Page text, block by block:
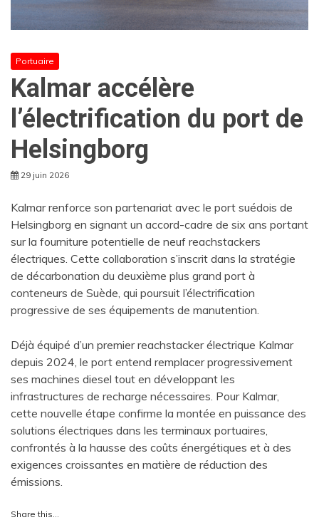
Portuaire
Kalmar accélère
l’électrification du port de
Helsingborg
29 juin 2026
Kalmar renforce son partenariat avec le port suédois de
Helsingborg en signant un accord-cadre de six ans portant
sur la fourniture potentielle de neuf reachstackers
électriques. Cette collaboration s’inscrit dans la stratégie
de décarbonation du deuxième plus grand port à
conteneurs de Suède, qui poursuit l’électrification
progressive de ses équipements de manutention.
Déjà équipé d’un premier reachstacker électrique Kalmar
depuis 2024, le port entend remplacer progressivement
ses machines diesel tout en développant les
infrastructures de recharge nécessaires. Pour Kalmar,
cette nouvelle étape confirme la montée en puissance des
solutions électriques dans les terminaux portuaires,
confrontés à la hausse des coûts énergétiques et à des
exigences croissantes en matière de réduction des
émissions.
Share this…